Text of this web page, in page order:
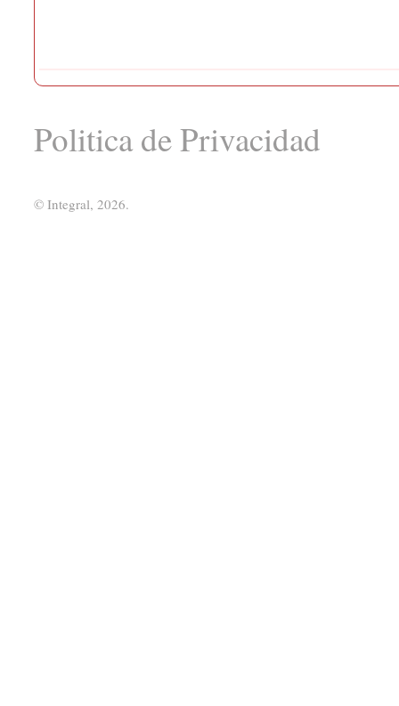
Politica de Privacidad
© Integral, 2026.